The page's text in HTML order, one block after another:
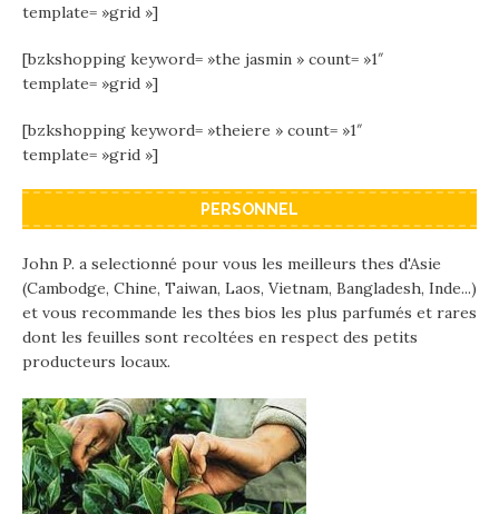
template= »grid »]
[bzkshopping keyword= »the jasmin » count= »1″
template= »grid »]
[bzkshopping keyword= »theiere » count= »1″
template= »grid »]
PERSONNEL
John P. a selectionné pour vous les meilleurs thes d'Asie
(Cambodge, Chine, Taiwan, Laos, Vietnam, Bangladesh, Inde...)
et vous recommande les thes bios les plus parfumés et rares
dont les feuilles sont recoltées en respect des petits
producteurs locaux.